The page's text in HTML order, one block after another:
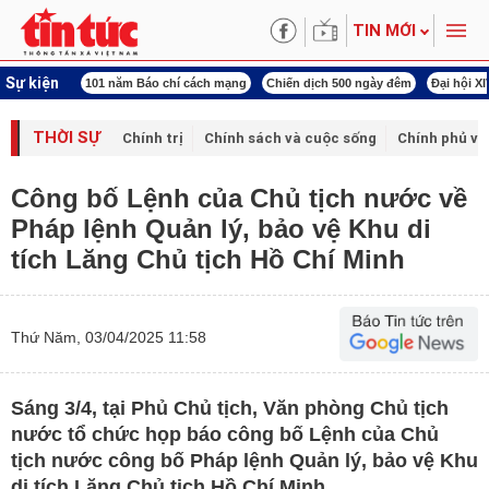
TIN MỚI
Sự kiện
tên Bác 101 năm Báo chí cách mạng Chiến dịch 500 ngày đêm Đại hội
THỜI SỰ Chính trị Chính sách và cuộc sống Chính phủ
Công bố Lệnh của Chủ tịch nước về
Pháp lệnh Quản lý, bảo vệ Khu di
tích Lăng Chủ tịch Hồ Chí Minh
Thứ Năm, 03/04/2025 11:58
Sáng 3/4, tại Phủ Chủ tịch, Văn phòng Chủ tịch
nước tổ chức họp báo công bố Lệnh của Chủ
tịch nước công bố Pháp lệnh Quản lý, bảo vệ Khu